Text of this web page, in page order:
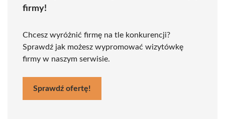
firmy!
Chcesz wyróżnić firmę na tle konkurencji?
Sprawdź jak możesz wypromować wizytówkę
firmy w naszym serwisie.
Sprawdź ofertę!